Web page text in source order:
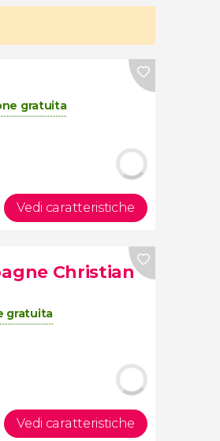
gratuita
Vedi caratteristiche
Christian
gratuita
Vedi caratteristiche